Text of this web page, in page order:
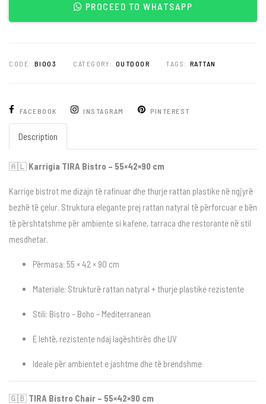
PROCEED TO WHATSAPP
CODE: BI003 CATEGORY: OUTDOOR TAGS: RATTAN
FACEBOOK INSTAGRAM PINTEREST
Description
🇦🇱 Karrigia TIRA Bistro – 55×42×90 cm
Karrige bistrot me dizajn të rafinuar dhe thurje rattan plastike në ngjyrë
bezhë të çelur. Struktura elegante prej rattan natyral të përforcuar e bën
të përshtatshme për ambiente si kafene, tarraca dhe restorante në stil
mesdhetar.
Përmasa: 55 × 42 × 90 cm
Materiale: Strukturë rattan natyral + thurje plastike rezistente
Stili: Bistro – Boho – Mediterranean
E lehtë, rezistente ndaj lagështirës dhe UV
Ideale për ambientet e jashtme dhe të brendshme
🇬🇧 TIRA Bistro Chair – 55×42×90 cm